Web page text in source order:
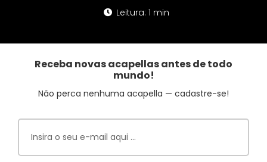
Leitura: 1 min
Receba novas acapellas antes de todo
mundo!
Não perca nenhuma acapella — cadastre-se!